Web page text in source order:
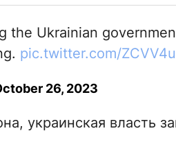
the Ukrainian
pic.twitter.com/
26, 2023
украинская власть